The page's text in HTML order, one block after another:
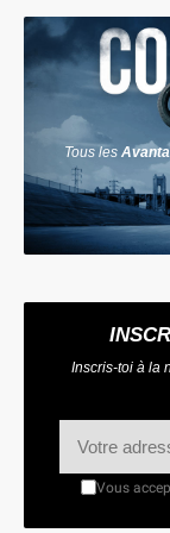
Tous les
Inscris-toi à la
Vous